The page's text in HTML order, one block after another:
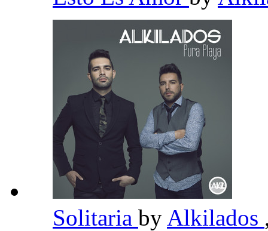
Solitaria by Alkilados